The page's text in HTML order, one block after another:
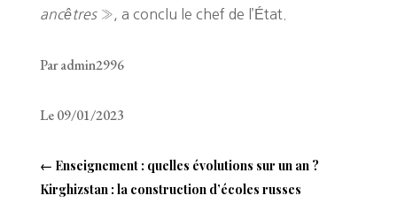
ancêtres», a conclu le chef de l’État.
Par admin2996
Le 09/01/2023
← Enseignement : quelles évolutions sur un an ?
Kirghizstan : la construction d’écoles russes